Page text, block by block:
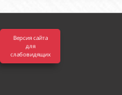
Версия сайта
для
слабовидящих